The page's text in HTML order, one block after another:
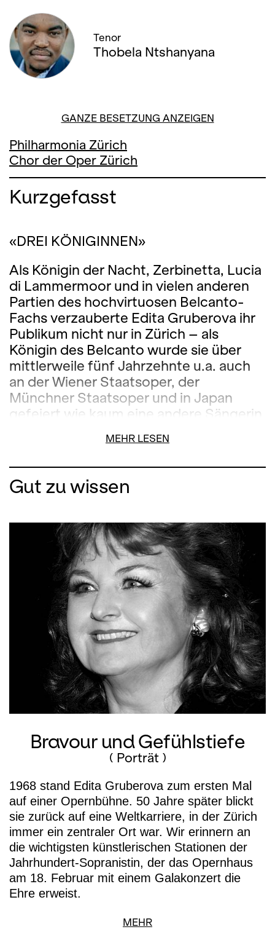
Tenor
Thobela Ntshanyana
GANZE BESETZUNG ANZEIGEN
Philharmonia Zürich
Chor der Oper Zürich
Kurzgefasst
«DREI KÖNIGINNEN»
Als Königin der Nacht, Zerbinetta, Lucia
di Lammermoor und in vielen anderen
Partien des hochvirtuosen Belcanto-
Fachs verzauberte Edita Gruberova ihr
Publikum nicht nur in Zürich – als
Königin des Belcanto wurde sie über
mittlerweile fünf Jahrzehnte u.a. auch
an der Wiener Staatsoper, der
Münchner Staatsoper und in Japan
gefeiert wie kaum eine andere Sängerin.
ins Opernhaus Zürich zurück: In diesem
Gruberova die Schlussszenen der drei
grossen Königinnen-Dramen Gaetano
undRoberto Devereux.
MEHR LESEN
Gut zu wissen
Bravour und Gefühlstiefe
( Porträt )
1968 stand Edita Gruberova zum ersten Mal
auf einer Opernbühne. 50 Jahre später blickt
sie zurück auf eine Weltkarriere, in der Zürich
immer ein zentraler Ort war. Wir erinnern an
die wichtigsten künstlerischen Stationen der
Jahrhundert-Sopranistin, der das Opernhaus
am 18. Februar mit einem Galakonzert die
Ehre erweist.
MEHR